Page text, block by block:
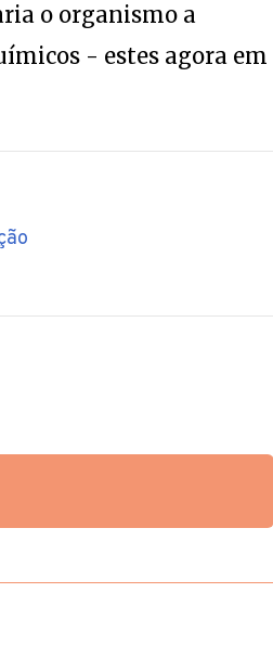
o organismo a
- estes agora em